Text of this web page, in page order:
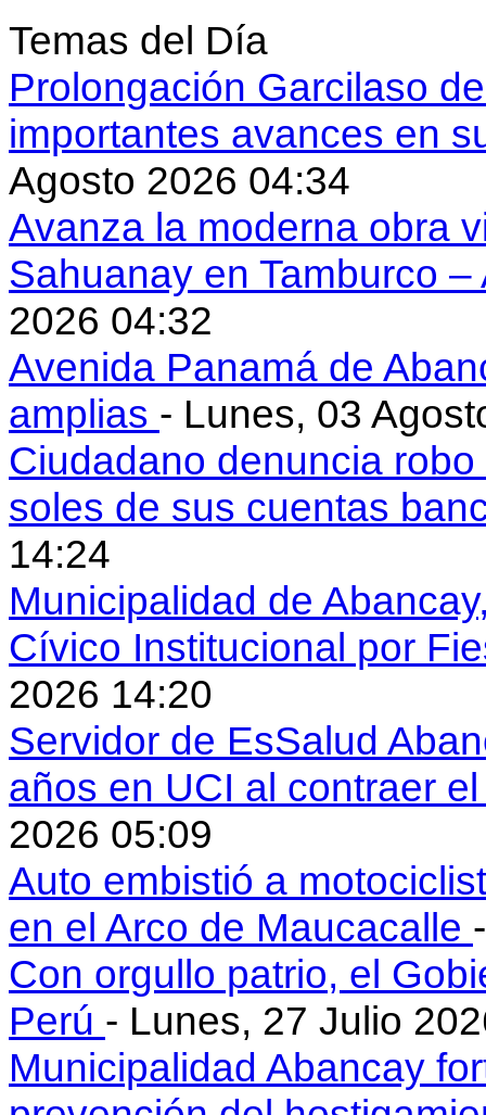
Temas del Día
Prolongación Garcilaso
importantes avances en
Agosto 2026 04:34
Avanza la moderna obra
Sahuanay en Tamburco
2026 04:32
Avenida Panamá de
amplias - Lunes, 03
Ciudadano denuncia
soles de sus cuentas
14:24
Municipalidad de
Cívico Institucional por
2026 14:20
Servidor de EsSalud
años en UCI al contraer
2026 05:09
Auto embistió a
en el Arco de Maucacalle
Con orgullo patrio, el
Perú - Lunes, 27 Julio
Municipalidad Abancay